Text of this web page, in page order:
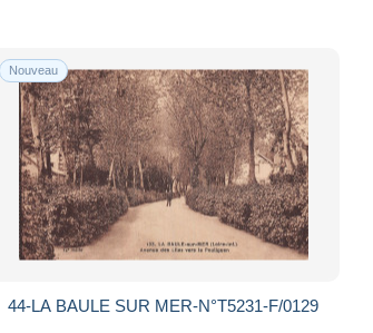
Nouveau
44-LA BAULE SUR MER-N°T5231-F/0129